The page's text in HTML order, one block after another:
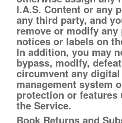
I.A.S. Content or any
any third party, and
remove or modify
notices or labels on
In addition, you may
bypass, modify,
circumvent any
management system
protection or features
the Service.
Book Returns and